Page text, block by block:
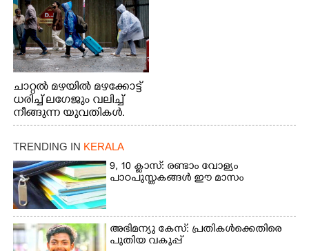
ചാറ്റൽ മഴയിൽ മഴക്കോട്ട്
ധരിച്ച് ലഗേജും വലിച്ച്
നീങ്ങുന്ന യുവതികൾ.
എറണാകുളം മേനകയിൽ
നിന്നുള്ള കാഴ്ച
TRENDING IN KERALA
9, 10 ക്ലാസ്: രണ്ടാം വോള്യം
പാഠപുസ്തകങ്ങൾ ഈ മാസം
അഭിമന്യു കേസ്: പ്രതികൾക്കെതിരെ
പുതിയ വകുപ്പ്